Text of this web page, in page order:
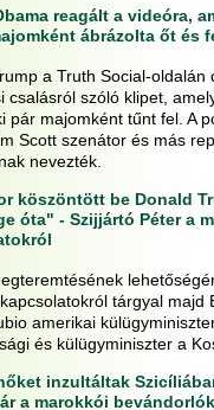
reagált a videóra,
ábrázolta őt és
a Truth Social-oldalán
csalásról szóló klipet,
pár majomként tűnt fel. A
Scott szenátor és más
nevezték.
köszöntött be Donald
óta" - Szijjártó Péter a
tárgyal majd
amerikai
és külügyminiszter a
inzultáltak
a marokkói